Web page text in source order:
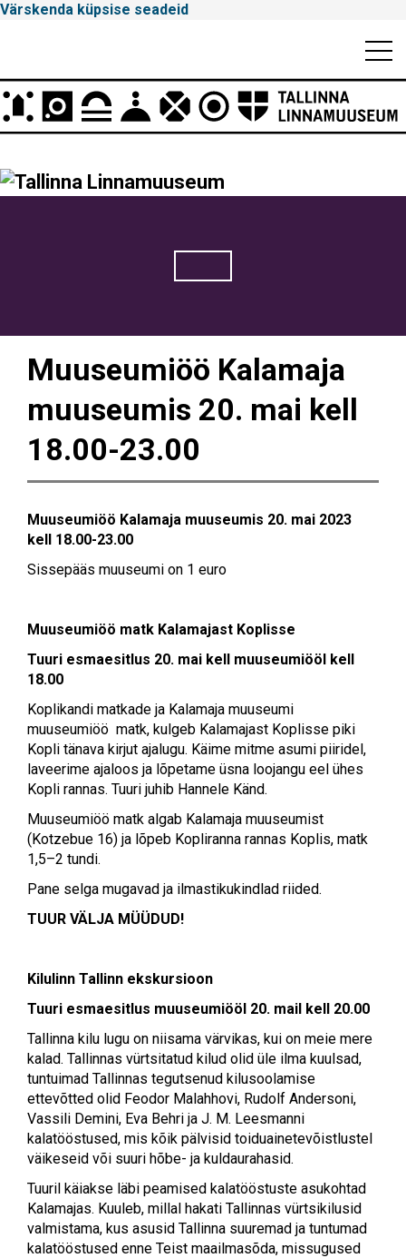
Värskenda küpsise seadeid
Peamenüü
Muuseumiöö Kalamaja
muuseumis 20. mai kell
18.00-23.00
Muuseumiöö Kalamaja muuseumis 20. mai 2023
kell 18.00-23.00
Sissepääs muuseumi on 1 euro
Muuseumiöö matk Kalamajast Koplisse
Tuuri esmaesitlus 20. mai kell muuseumiööl kell
18.00
Koplikandi matkade ja Kalamaja muuseumi
muuseumiöö matk, kulgeb Kalamajast Koplisse piki
Kopli tänava kirjut ajalugu. Käime mitme asumi piiridel,
laveerime ajaloos ja lõpetame üsna loojangu eel ühes
Kopli rannas. Tuuri juhib Hannele Känd.
Muuseumiöö matk algab Kalamaja muuseumist
(Kotzebue 16) ja lõpeb Kopliranna rannas Koplis, matk
1,5–2 tundi.
Pane selga mugavad ja ilmastikukindlad riided.
TUUR VÄLJA MÜÜDUD!
Kilulinn Tallinn ekskursioon
Tuuri esmaesitlus muuseumiööl 20. mail kell 20.00
Tallinna kilu lugu on niisama värvikas, kui on meie mere
kalad. Tallinnas vürtsitatud kilud olid üle ilma kuulsad,
tuntuimad Tallinnas tegutsenud kilusoolamise
ettevõtted olid Feodor Malahhovi, Rudolf Andersoni,
Vassili Demini, Eva Behri ja J. M. Leesmanni
kalatööstused, mis kõik pälvisid toiduainetevõistlustel
väikeseid või suuri hõbe- ja kuldaurahasid.
Tuuril käiakse läbi peamised kalatööstuste asukohtad
Kalamajas. Kuuleb, millal hakati Tallinnas vürtsikilusid
valmistama, kus asusid Tallinna suuremad ja tuntumad
kalatööstused enne Teist maailmasõda, missugused